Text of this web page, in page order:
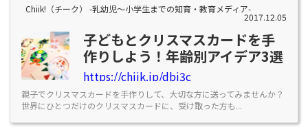
Chiik!（チーク） -乳幼児〜小学生までの知育・教育メディア-
2017.12.05
子どもとクリスマスカードを手
作りしよう！年齢別アイデア3選
https://chiik.jp/dbi3c
親子でクリスマスカードを手作りして、大切な方に送ってみませんか？
世界にひとつだけのクリスマスカードに、受け取った方も...